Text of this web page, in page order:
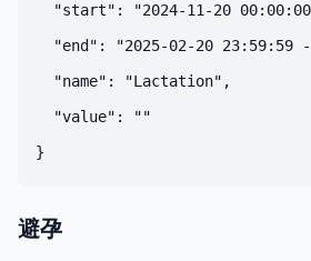
"start": "2024-11-20
"end": "2025-02-20 23:59:59
  "name": "Lactation",
  "value": ""
避孕